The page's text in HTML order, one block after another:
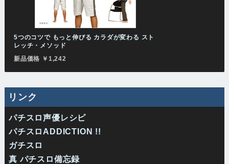
5つのコツで もっと伸びる カラダが変わる スト
レッチ・メソッド
新品価格 ￥1,242
リンク
パチスロ声優レシピ
パチスロADDICTION !!
ガチスロ
真 パチスロ備忘録